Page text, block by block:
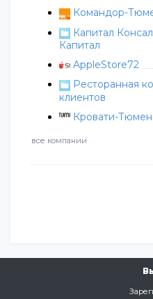
Командор-
Капитал
Капитал
AppleStore72
Ресторанная
клиентов
Кровати-
все компании